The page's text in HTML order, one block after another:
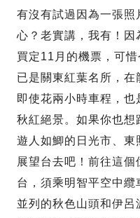
有沒有試過因為一張
心？老實講，我有！
買定11月的機票，可
已是關東紅葉名所，在
即使花兩小時車程，
秋紅絕景。如果你也想
遊人如鯽的日光市、
展望台去吧！前往這
台，須乘明智平空中
並列的秋色山頭和伊